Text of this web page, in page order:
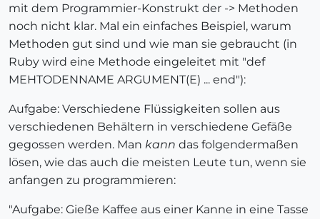
mit dem Programmier-Konstrukt der -> Methoden
noch nicht klar. Mal ein einfaches Beispiel, warum
Methoden gut sind und wie man sie gebraucht (in
Ruby wird eine Methode eingeleitet mit "def
MEHTODENNAME ARGUMENT(E) ... end"):
Aufgabe: Verschiedene Flüssigkeiten sollen aus
verschiedenen Behältern in verschiedene Gefäße
gegossen werden. Man kann das folgendermaßen
lösen, wie das auch die meisten Leute tun, wenn sie
anfangen zu programmieren:
"Aufgabe: Gieße Kaffee aus einer Kanne in eine Tasse